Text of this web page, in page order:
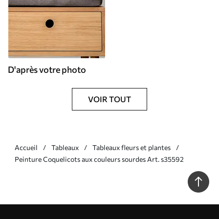
D'après votre photo
VOIR TOUT
Accueil Tableaux
Tableaux fleurs et plantes
Peinture Coquelicots aux couleurs sourdes Art. s35592